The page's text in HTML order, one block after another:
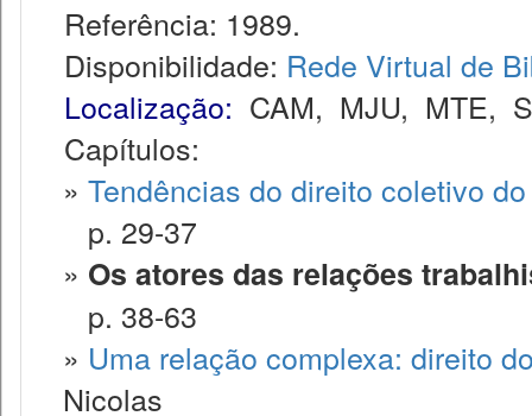
Referência: 1989.
Disponibilidade: Rede Virtual de
Localização: CAM, MJU, MTE,
Capítulos:
» Tendências do direito coletivo
p. 29-37
» Os atores das relações
p. 38-63
» Uma relação complexa: direito
Nicolas